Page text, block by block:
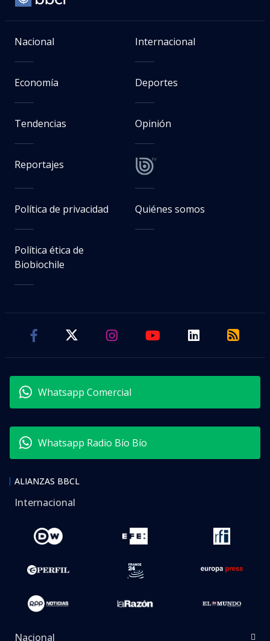
Nacional Internacional
Economía Deportes
Tendencias Opinión
Reportajes
Política de privacidad Quiénes somos
Política ética de
Biobiochile
Whatsapp Comercial
Whatsapp Radio Bío Bío
ALIANZAS BBCL
Internacional
Nacional